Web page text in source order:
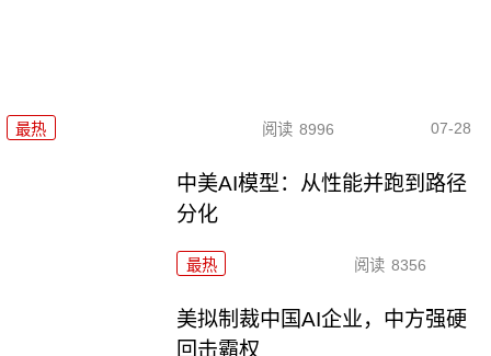
最热 阅读 8996 07-28
中美AI模型：从性能并跑到路径
分化
最热 阅读 8356
美拟制裁中国AI企业，中方强硬
回击霸权